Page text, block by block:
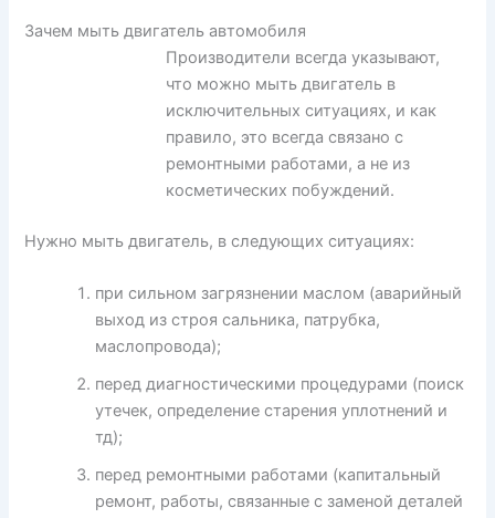
Зачем мыть двигатель автомобиля
Производители всегда указывают,
что можно мыть двигатель в
исключительных ситуациях, и как
правило, это всегда связано с
ремонтными работами, а не из
косметических побуждений.
Нужно мыть двигатель, в следующих ситуациях:
при сильном загрязнении маслом (аварийный
выход из строя сальника, патрубка,
маслопровода);
перед диагностическими процедурами (поиск
утечек, определение старения уплотнений и
тд);
перед ремонтными работами (капитальный
ремонт, работы, связанные с заменой деталей